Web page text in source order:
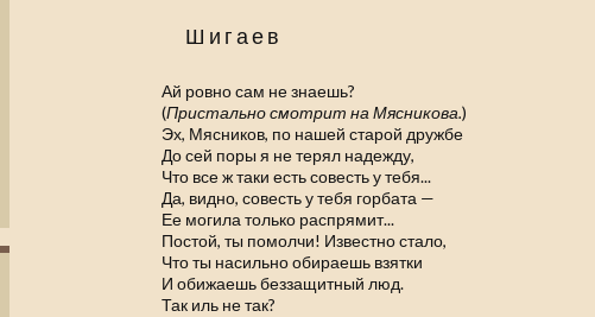
Шигаев
Ай ровно сам не знаешь?
(Пристально смотрит на Мясникова.)
Эх, Мясников, по нашей старой дружбе
До сей поры я не терял надежду,
Что все ж таки есть совесть у тебя...
Да, видно, совесть у тебя горбата —
Ее могила только распрямит...
Постой, ты помолчи! Известно стало,
Что ты насильно обираешь взятки
И обижаешь беззащитный люд.
Так иль не так?